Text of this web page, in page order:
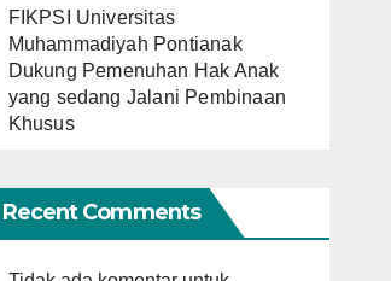
FIKPSI Universitas
Muhammadiyah Pontianak
Dukung Pemenuhan Hak Anak
yang sedang Jalani Pembinaan
Khusus
Recent Comments